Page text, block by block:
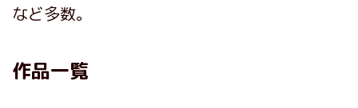
など多数。
作品一覧